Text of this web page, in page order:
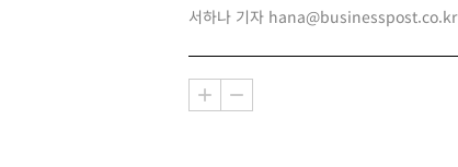
서하나 기자 hana@businesspost.co.kr